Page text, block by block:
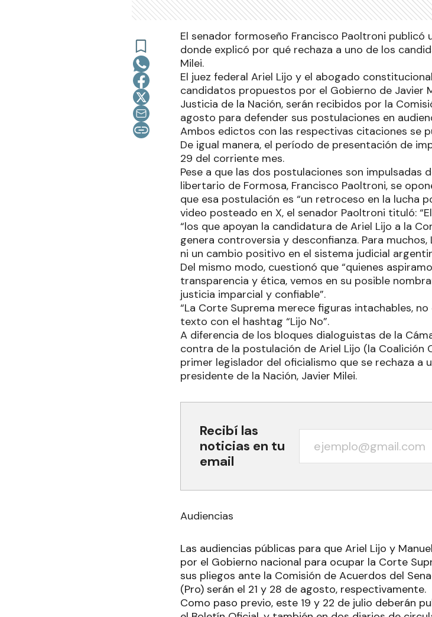
El senador formoseño Francisco Paoltroni
donde explicó por qué rechaza a uno de los
Milei.
El juez federal Ariel Lijo y el abogado
candidatos propuestos por el Gobierno de Javier
Justicia de la Nación, serán recibidos por la
agosto para defender sus postulaciones en
Ambos edictos con las respectivas citaciones se
De igual manera, el período de presentación de
29 del corriente mes.
Pese a que las dos postulaciones son impulsadas
libertario de Formosa, Francisco Paoltroni, se
que esa postulación es “un retroceso en la lucha
video posteado en X, el senador Paoltroni tituló:
“los que apoyan la candidatura de Ariel Lijo a la
genera controversia y desconfianza. Para
ni un cambio positivo en el sistema judicial
Del mismo modo, cuestionó que “quienes
transparencia y ética, vemos en su posible
justicia imparcial y confiable”.
“La Corte Suprema merece figuras intachables,
texto con el hashtag “Lijo No”.
A diferencia de los bloques dialoguistas de la
contra de la postulación de Ariel Lijo (la Coalición
primer legislador del oficialismo que se rechaza
presidente de la Nación, Javier Milei.
Recibí las
noticias en tu
email
Audiencias
Las audiencias públicas para que Ariel Lijo y
por el Gobierno nacional para ocupar la Corte
sus pliegos ante la Comisión de Acuerdos del
(Pro) serán el 21 y 28 de agosto, respectivamente.
Como paso previo, este 19 y 22 de julio deberán